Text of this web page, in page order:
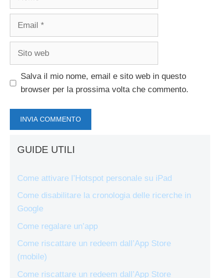
Email
Sito
Salva il mio nome, email e sito web in questo
browser per la prossima volta che commento.
GUIDE UTILI
Come attivare l’Hotspot personale su iPad
Come disabilitare la cronologia delle ricerche in
Google
Come regalare un’app
Come riscattare un redeem dall’App Store
(mobile)
Come riscattare un redeem dall’App Store